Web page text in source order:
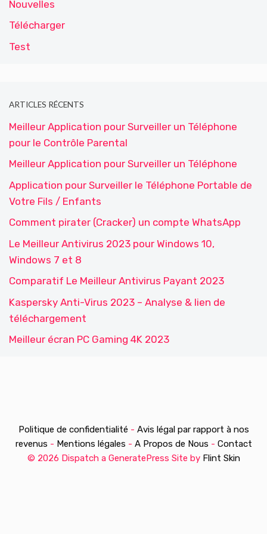
Nouvelles
Télécharger
Test
ARTICLES RÉCENTS
Meilleur Application pour Surveiller un Téléphone
pour le Contrôle Parental
Meilleur Application pour Surveiller un Téléphone
Application pour Surveiller le Téléphone Portable de
Votre Fils / Enfants
Comment pirater (Cracker) un compte WhatsApp
Le Meilleur Antivirus 2023 pour Windows 10,
Windows 7 et 8
Comparatif Le Meilleur Antivirus Payant 2023
Kaspersky Anti-Virus 2023 – Analyse & lien de
téléchargement
Meilleur écran PC Gaming 4K 2023
Politique de confidentialité - Avis légal par rapport à nos
revenus - Mentions légales - A Propos de Nous - Contact
© 2026 Dispatch a GeneratePress Site by Flint Skin